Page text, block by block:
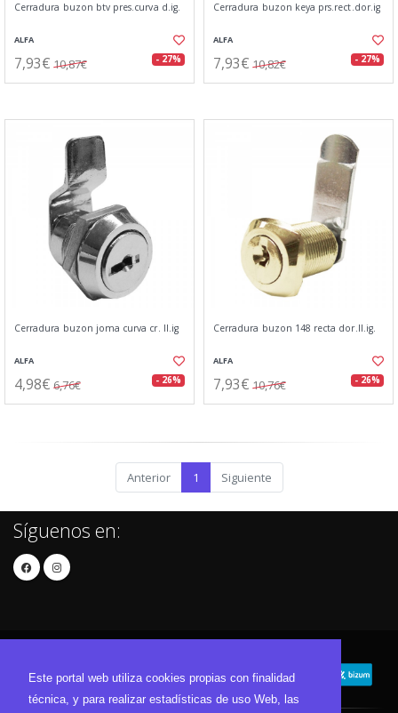
Este portal web utiliza cookies propias con finalidad
técnica, y para realizar estadísticas de uso Web, las
Cerradura buzon btv pres.curva d.ig.
ALFA
7,93€ 10,87€ - 27%
Cerradura buzon keya prs.rect.dor.ig
ALFA
7,93€ 10,82€ - 27%
Cerradura buzon joma curva cr. ll.ig
ALFA
4,98€ 6,76€ - 26%
Cerradura buzon 148 recta dor.ll.ig.
ALFA
7,93€ 10,76€ - 26%
Anterior 1 Siguiente
Síguenos en: